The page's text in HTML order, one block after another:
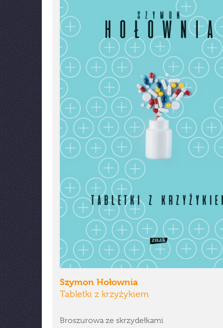
Szymon Hołownia
Tabletki z krzyżykiem
Broszurowa ze skrzydełkami